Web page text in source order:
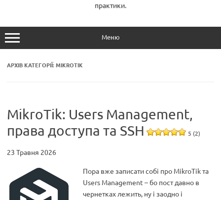
практики.
Меню
АРХІВ КАТЕГОРІЇ:MIKROTIK
MikroTik: Users Management,
права доступа та SSH
5 (2)
23 Травня 2026
Пора вже записати собі про MikroTik та
Users Management – бо пост давно в
чернетках лежить, ну і заодно і